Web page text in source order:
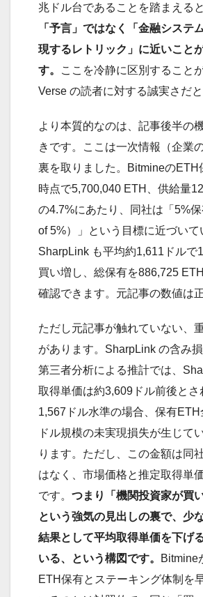
兆ドル台であることを踏まえると
「予言」ではなく「金融システ
現するレトリック」に近いこと
す。
ここを冷静に区別すること
Verse の読者に対する誠実さだと
より本質的なのは、記事後半の
きです。ここは一次情報（企業
裏を取りました。BitmineのETH
時点で5,700,040 ETH、供給量
の4.7%にあたり、同社は「5%
of 5%）」という目標に近づいて
SharpLink も平均約1,611ドルで
買い増し、総保有を886,725
確認できます。元記事の数値は
ただし元記事が触れていない、
があります。SharpLink の含み
第三者分析による推計では、
取得単価は約3,609ドル前後と
1,567ドル水準の場合、保有
ドル規模の未実現損失が生じて
ります。ただし、この金額は同
はなく、市場価格と推定取得単
です。 つまり「機関投資家が買
という強気の見出しの裏で、少
結果として平均取得単価を下げ
いる、という構図です。
Bitmine
ETH保有とステーキング体制を